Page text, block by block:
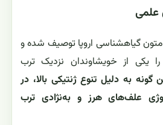
علمی
گیاهشناسی اروپا توصیف شده و
یکی از خویشاوندان نزدیک ترب
گونه به دلیل تنوع ژنتیکی بالا، در
علف‌های هرز و به‌نژادی ترب